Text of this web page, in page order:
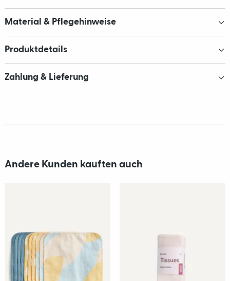
Material & Pflegehinweise
Produktdetails
Zahlung & Lieferung
Andere Kunden kauften auch